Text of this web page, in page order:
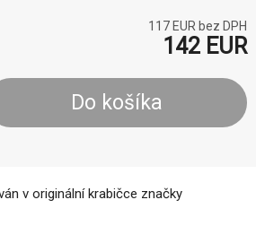
v originální krabičce značky
117 EUR bez DPH
142 EUR
Do košíka